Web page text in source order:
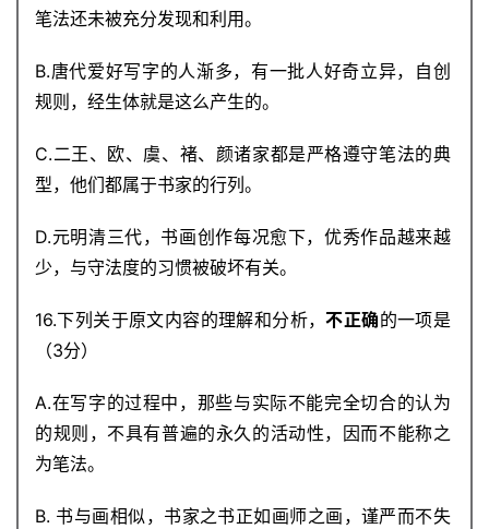
笔法还未被充分发现和利用。
B.唐代爱好写字的人渐多，有一批人好奇立异，自创
规则，经生体就是这么产生的。
C.二王、欧、虞、褚、颜诸家都是严格遵守笔法的典
型，他们都属于书家的行列。
D.元明清三代，书画创作每况愈下，优秀作品越来越
少，与守法度的习惯被破坏有关。
16.下列关于原文内容的理解和分析，不正确的一项是
（3分）
A.在写字的过程中，那些与实际不能完全切合的认为
的规则，不具有普遍的永久的活动性，因而不能称之
为笔法。
B. 书与画相似，书家之书正如画师之画，谨严而不失